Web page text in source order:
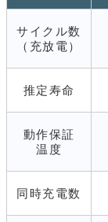
サイクル数
（充放電）
推定寿命
動作保証
温度
同時充電数